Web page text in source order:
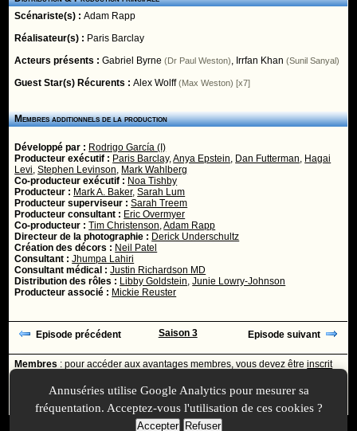
Scénariste(s) :Adam Rapp
Réalisateur(s) : Paris Barclay
Acteurs présents :Gabriel Byrne (Dr Paul Weston), Irrfan Khan (Sunil Sanyal)
Guest Star(s) Récurents :Alex Wolff (Max Weston) [x7]
Membres additionnels de la production
Développé par : Rodrigo García (I)
Producteur exécutif : Paris Barclay,Anya Epstein, Dan Futterman, Hagai
Levi,Stephen Levinson, Mark Wahlberg
Co-producteur exécutif : Noa Tishby
Producteur : Mark A. Baker,Sarah Lum
Producteur superviseur :Sarah Treem
Producteur consultant : Eric Overmyer
Co-producteur :Tim Christenson,Adam Rapp
Directeur de la photographie : Derick Underschultz
Création des décors : Neil Patel
Consultant :Jhumpa Lahiri
Consultant médical :Justin Richardson MD
Distribution des rôles : Libby Goldstein,Junie Lowry-Johnson
Producteur associé : Mickie Reuster
Episode précédent Saison 3 Episode suivant
Membres : pour accéder aux avantages membres, vous devez êtreinscrit
Ajoutée le :30/11/-0001 à 00:00 -Mise à jour le :17/12/2010 à 21:00
Annuséries utilise Google Analytics pour mesurer sa
fréquentation. Acceptez-vous l'utilisation de ces cookies ?
Accepter Refuser